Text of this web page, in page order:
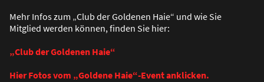
Mehr Infos zum „Club der Goldenen Haie“ und wie Sie
Mitglied werden können, finden Sie hier:
„Club der Goldenen Haie“
Hier Fotos vom „Goldene Haie“-Event anklicken.